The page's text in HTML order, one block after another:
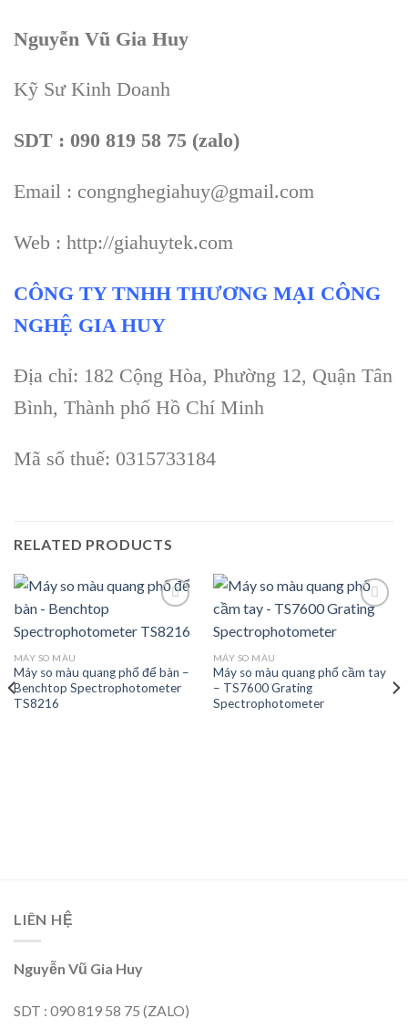
Nguyễn Vũ Gia Huy
Kỹ Sư Kinh Doanh
SDT : 090 819 58 75 (zalo)
Email : congnghegiahuy@gmail.com
Web : http://giahuytek.com
CÔNG TY TNHH THƯƠNG MẠI CÔNG
NGHỆ GIA HUY
Địa chỉ: 182 Cộng Hòa, Phường 12, Quận Tân
Bình, Thành phố Hồ Chí Minh
Mã số thuế: 0315733184
RELATED PRODUCTS
MÁY SO MÀU
Máy so màu quang phổ để bàn –
Benchtop Spectrophotometer
TS8216
MÁY SO MÀU
Máy so màu quang phổ cầm tay
– TS7600 Grating
Spectrophotometer
LIÊN HỆ
Nguyễn Vũ Gia Huy
SDT : 090 819 58 75 (ZALO)